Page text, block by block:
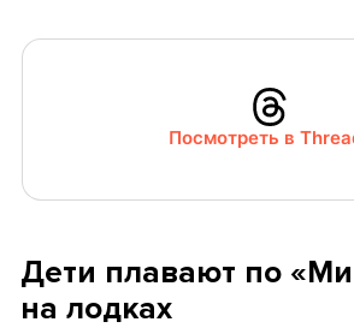
Посмотреть в
Дети плавают по
на лодках